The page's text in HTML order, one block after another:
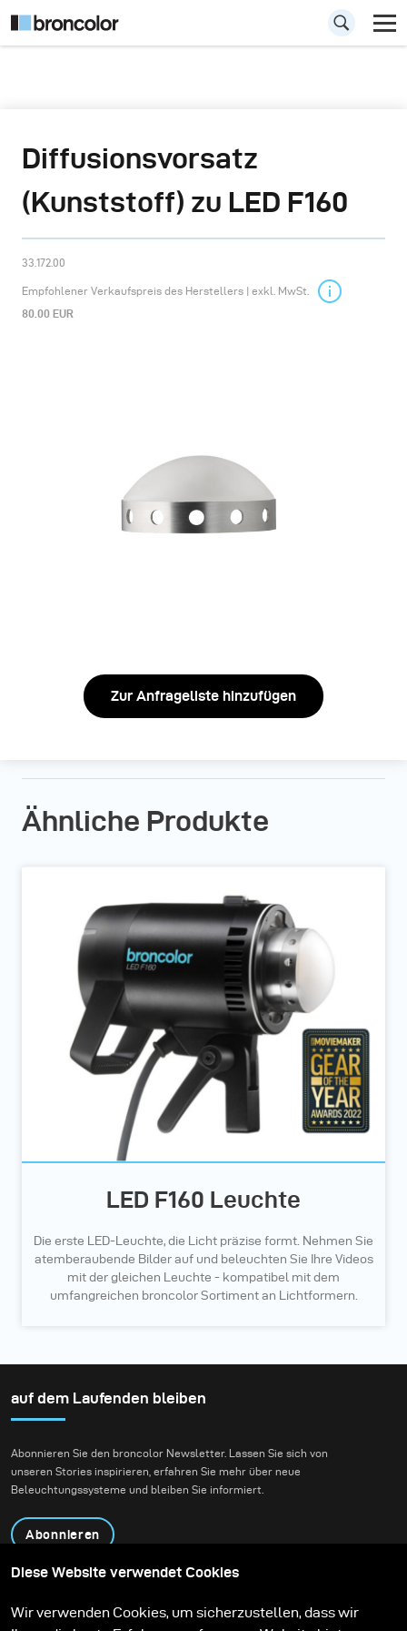
Diffusionsvorsatz
(Kunststoff) zu LED F160
33.172.00
Empfohlener Verkaufspreis des Herstellers | exkl. MwSt.
80.00 EUR
Zur Anfrageliste hinzufügen
Ähnliche Produkte
LED F160 Leuchte
Die erste LED-Leuchte, die Licht präzise formt. Nehmen Sie
atemberaubende Bilder auf und beleuchten Sie Ihre Videos
mit der gleichen Leuchte - kompatibel mit dem
umfangreichen broncolor Sortiment an Lichtformern.
auf dem Laufenden bleiben
Abonnieren Sie den broncolor Newsletter. Lassen Sie sich von
unseren Stories inspirieren, erfahren Sie mehr über neue
Beleuchtungssysteme und bleiben Sie informiert.
Abonnieren
Kontakt
Technologien
Diese Website verwendet Cookies
Wir verwenden Cookies, um sicherzustellen, dass wir